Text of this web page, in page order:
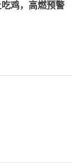
鸡，高燃预警